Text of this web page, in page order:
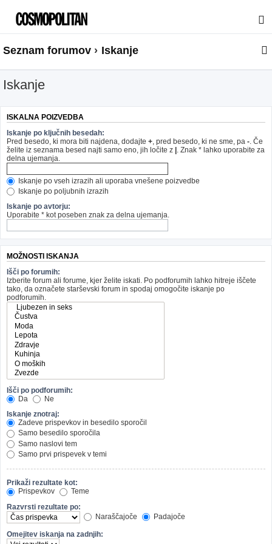
Seznam forumov Iskanje
Iskanje
ISKALNA POIZVEDBA
Iskanje po ključnih besedah:
Pred besedo, ki mora biti najdena, dodajte + , pred besedo, ki ne sme, pa - . Če
želite iz seznama besed najti samo eno, jih ločite z | . Znak * lahko uporabite za
delna ujemanja.
Iskanje po vseh izrazih ali uporaba vnešene poizvedbe
Iskanje po poljubnih izrazih
Iskanje po avtorju:
Uporabite * kot poseben znak za delna ujemanja.
MOŽNOSTI ISKANJA
Išči po forumih:
Izberite forum ali forume, kjer želite iskati. Po podforumih lahko hitreje iščete
tako, da označete starševski forum in spodaj omogočite iskanje po
podforumih.
Išči po podforumih:
Da
Ne
Iskanje znotraj:
Zadeve prispevkov in besedilo sporočil
Samo besedilo sporočila
Samo naslovi tem
Samo prvi prispevek v temi
Prikaži rezultate kot:
Prispevkov
Teme
Razvrsti rezultate po:
Naraščajoče
Padajoče
Omejitev iskanja na zadnjih: